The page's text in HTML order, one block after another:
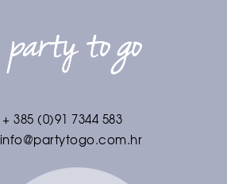
+ 385 (0)91 7344 583
info@partytogo.com.hr